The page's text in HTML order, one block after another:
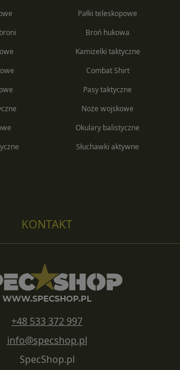
Pałki teleskopowe
Broń hukowa
Kamizelki taktyczne
Combat Shirt
Pasy taktyczne
Noże wojskowe
Okulary balistyczne
Słuchawki aktywne
KONTAKT
+48 533 372 997
info@specshop.pl
SpecShop.pl